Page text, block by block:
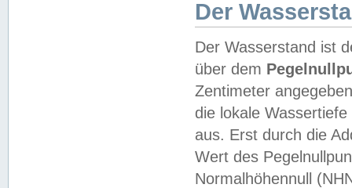
Der
Der Wasserstand ist
über dem
Zentimeter
die lokale
aus. Erst durch die
Wert des
Normalhöhennull